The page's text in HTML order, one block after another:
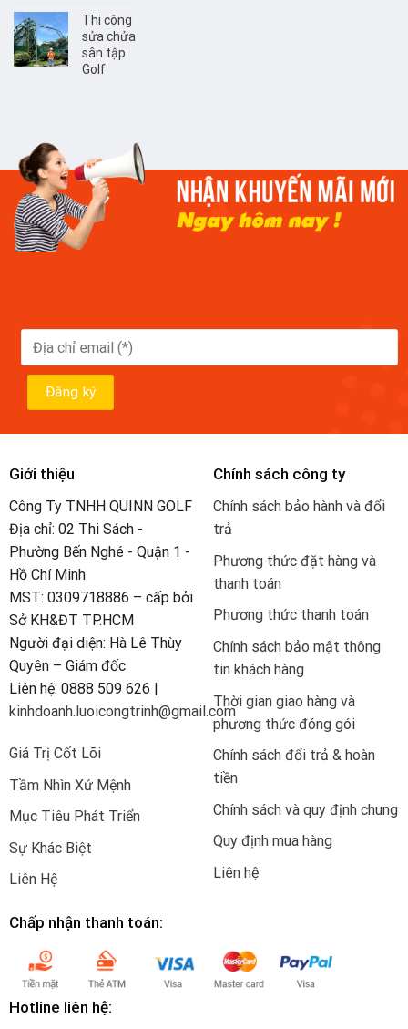
Thi công
sửa chửa
sân tập
Golf
Giới thiệu
Công Ty TNHH QUINN GOLF
Địa chỉ: 02 Thi Sách -
Phường Bến Nghé - Quận 1 -
Hồ Chí Minh
MST: 0309718886 – cấp bởi
Sở KH&ĐT TP.HCM
Người đại diện: Hà Lê Thùy
Quyên – Giám đốc
Liên hệ: 0888 509 626 |
kinhdoanh.luoicongtrinh@gmail.com
Giá Trị Cốt Lõi
Tầm Nhìn Xứ Mệnh
Mục Tiêu Phát Triển
Sự Khác Biệt
Liên Hệ
Chính sách công ty
Chính sách bảo hành và đổi
trả
Phương thức đặt hàng và
thanh toán
Phương thức thanh toán
Chính sách bảo mật thông
tin khách hàng
Thời gian giao hàng và
phương thức đóng gói
Chính sách đổi trả & hoàn
tiền
Chính sách và quy định chung
Quy định mua hàng
Liên hệ
Chấp nhận thanh toán:
Hotline liên hệ: